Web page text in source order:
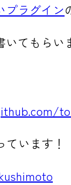
プラグイン
いてもら
います！